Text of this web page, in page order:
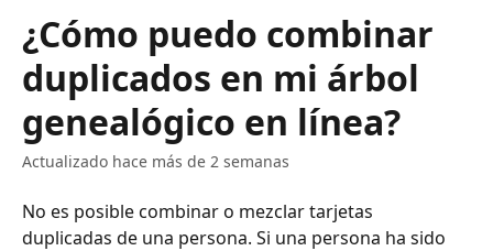
¿Cómo puedo combinar
duplicados en mi árbol
genealógico en línea?
Actualizado hace más de 2 semanas
No es posible combinar o mezclar tarjetas
duplicadas de una persona. Si una persona ha sido